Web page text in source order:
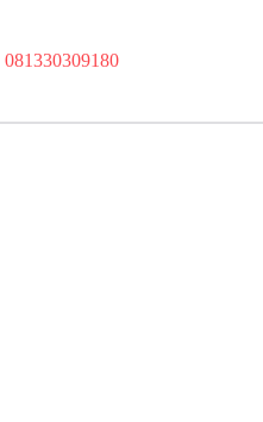
081330309180